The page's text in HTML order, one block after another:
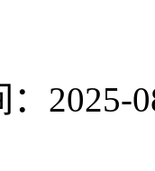
2025-